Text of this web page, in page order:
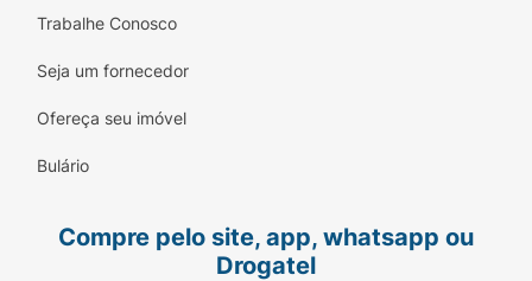
Trabalhe Conosco
Seja um fornecedor
Ofereça seu imóvel
Bulário
Compre pelo site, app, whatsapp ou
Drogatel